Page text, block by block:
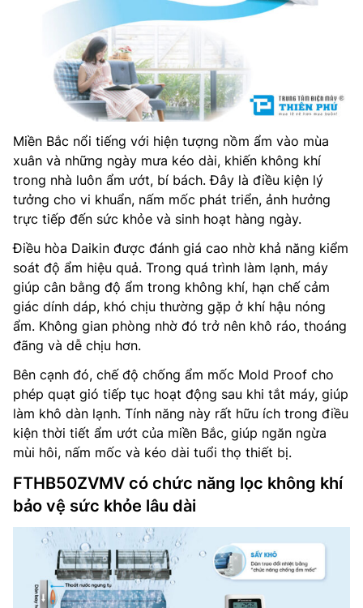
Miền Bắc nổi tiếng với hiện tượng nồm ẩm vào mùa
xuân và những ngày mưa kéo dài, khiến không khí
trong nhà luôn ẩm ướt, bí bách. Đây là điều kiện lý
tưởng cho vi khuẩn, nấm mốc phát triển, ảnh hưởng
trực tiếp đến sức khỏe và sinh hoạt hàng ngày.
Điều hòa Daikin được đánh giá cao nhờ khả năng kiểm
soát độ ẩm hiệu quả. Trong quá trình làm lạnh, máy
giúp cân bằng độ ẩm trong không khí, hạn chế cảm
giác dính dáp, khó chịu thường gặp ở khí hậu nóng
ẩm. Không gian phòng nhờ đó trở nên khô ráo, thoáng
đãng và dễ chịu hơn.
Bên cạnh đó, chế độ chống ẩm mốc Mold Proof cho
phép quạt gió tiếp tục hoạt động sau khi tắt máy, giúp
làm khô dàn lạnh. Tính năng này rất hữu ích trong điều
kiện thời tiết ẩm ướt của miền Bắc, giúp ngăn ngừa
mùi hôi, nấm mốc và kéo dài tuổi thọ thiết bị.
FTHB50ZVMV có chức năng lọc không khí
bảo vệ sức khỏe lâu dài